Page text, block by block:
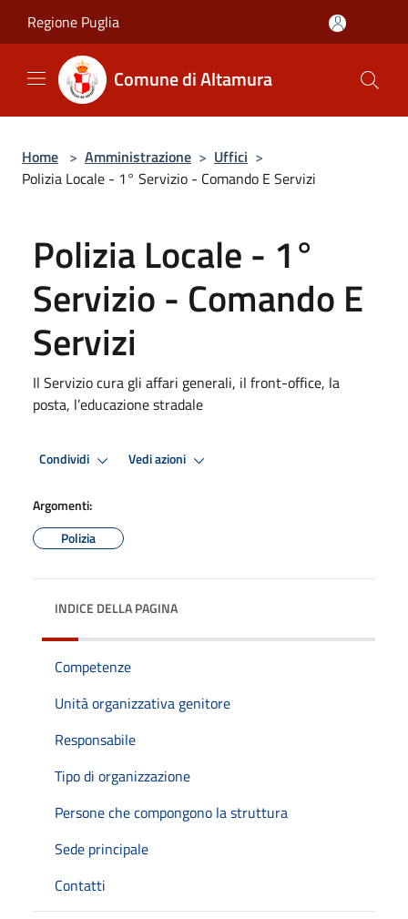
Regione Puglia
Comune di Altamura
Home > Amministrazione > Uffici >
Polizia Locale - 1° Servizio - Comando E Servizi
Polizia Locale - 1°
Servizio - Comando E
Servizi
Il Servizio cura gli affari generali, il front-office, la
posta, l’educazione stradale
Condividi Vedi azioni
Argomenti:
Polizia
INDICE DELLA PAGINA
Competenze
Unità organizzativa genitore
Responsabile
Tipo di organizzazione
Persone che compongono la struttura
Sede principale
Contatti